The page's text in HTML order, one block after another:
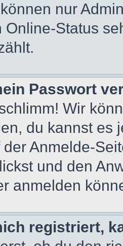
nur
Online-Status
Passwort
Wir
du kannst es
Anmelde-
und den
anmelden
registriert,